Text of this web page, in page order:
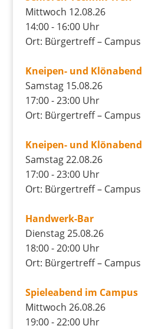
Mittwoch 12.08.26
14:00 - 16:00 Uhr
Ort: Bürgertreff – Campus
Kneipen- und Klönabend
Samstag 15.08.26
17:00 - 23:00 Uhr
Ort: Bürgertreff – Campus
Kneipen- und Klönabend
Samstag 22.08.26
17:00 - 23:00 Uhr
Ort: Bürgertreff – Campus
Handwerk-Bar
Dienstag 25.08.26
18:00 - 20:00 Uhr
Ort: Bürgertreff – Campus
Spieleabend im Campus
Mittwoch 26.08.26
19:00 - 22:00 Uhr